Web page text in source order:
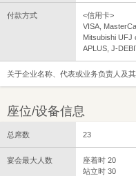
付款方式
<信用卡>
VISA,
Mitsubishi UFJ
APLUS, J-
关于企业名称、代表或业务负责人及
座位/设备信息
总席数 23
宴会最大人数
座着时 20
站立时 30